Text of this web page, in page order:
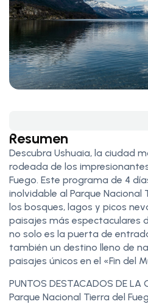
Resumen
Descubra Ushuaia, la ciudad
rodeada de los
Fuego. Este programa de 4
inolvidable al Parque Nacional
los bosques, lagos y picos
paisajes más espectaculares
no solo es la puerta de
también un destino lleno de
paisajes únicos en el «Fin del
PUNTOS DESTACADOS DE LA
Parque Nacional Tierra del